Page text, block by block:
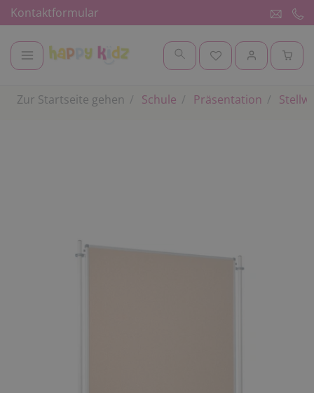
Kontaktformular
Zur Startseite gehen Schule Präsentation